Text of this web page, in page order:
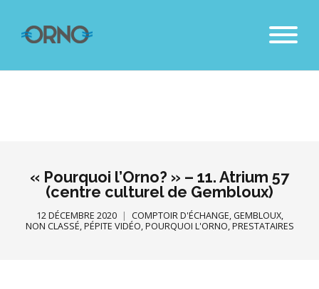
« Pourquoi l’Orno? » – 11. Atrium 57
(centre culturel de Gembloux)
12 DÉCEMBRE 2020 COMPTOIR D'ÉCHANGE, GEMBLOUX,
NON CLASSÉ,PÉPITE VIDÉO,POURQUOI L'ORNO,PRESTATAIRES